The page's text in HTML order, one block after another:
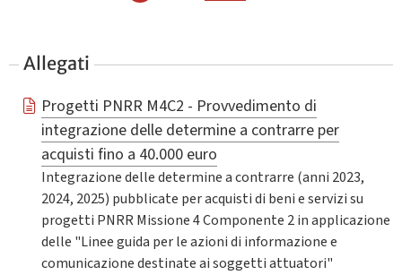
Allegati
Progetti PNRR M4C2 - Provvedimento di
integrazione delle determine a contrarre per
acquisti fino a 40.000 euro
Integrazione delle determine a contrarre (anni 2023,
2024, 2025) pubblicate per acquisti di beni e servizi su
progetti PNRR Missione 4 Componente 2 in applicazione
delle "Linee guida per le azioni di informazione e
comunicazione destinate ai soggetti attuatori"